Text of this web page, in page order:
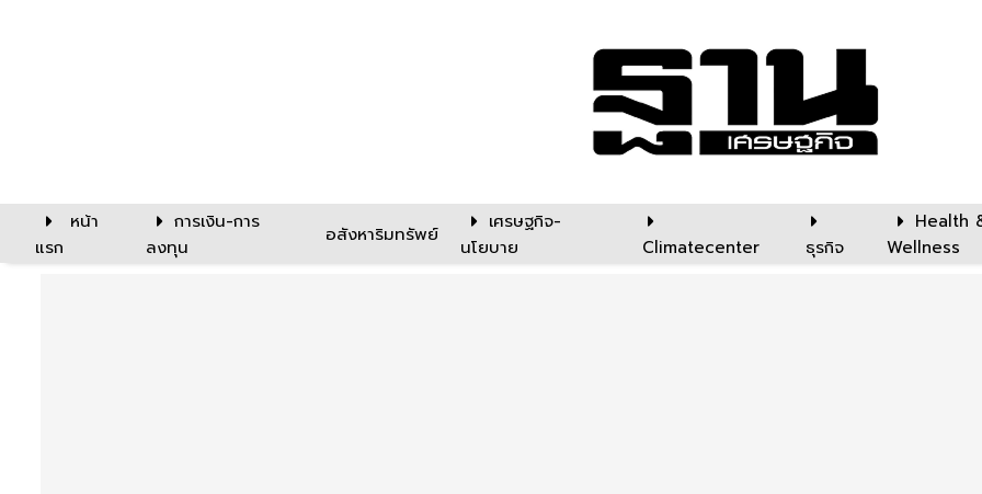
หน้า
แรก
การเงิน-การ
ลงทุน
อสังหาริมทรัพย์
เศรษฐกิจ-
นโยบาย
Climatecenter ธุรกิจ
Health
Wellness